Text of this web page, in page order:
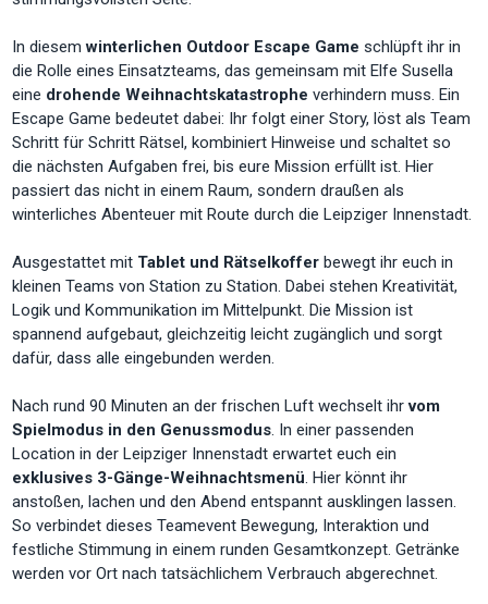
In diesemwinterlichen Outdoor Escape Gameschlüpft ihr in
die Rolle eines Einsatzteams, das gemeinsam mit Elfe Susella
eine drohende Weihnachtskatastropheverhindern muss. Ein
Escape Game bedeutet dabei: Ihr folgt einer Story, löst als Team
Schritt für Schritt Rätsel, kombiniert Hinweise und schaltet so
die nächsten Aufgaben frei, bis eure Mission erfüllt ist. Hier
passiert das nicht in einem Raum, sondern draußen als
winterliches Abenteuer mit Route durch die Leipziger Innenstadt.
Ausgestattet mit Tablet und Rätselkofferbewegt ihr euch in
kleinen Teams von Station zu Station. Dabei stehen Kreativität,
Logik und Kommunikation im Mittelpunkt. Die Mission ist
spannend aufgebaut, gleichzeitig leicht zugänglich und sorgt
dafür, dass alle eingebunden werden.
Nach rund 90 Minuten an der frischen Luft wechselt ihrvom
Spielmodus in den Genussmodus . In einer passenden
Location in der Leipziger Innenstadt erwartet euch ein
exklusives 3-Gänge-Weihnachtsmenü . Hier könnt ihr
anstoßen, lachen und den Abend entspannt ausklingen lassen.
So verbindet dieses Teamevent Bewegung, Interaktion und
festliche Stimmung in einem runden Gesamtkonzept. Getränke
werden vor Ort nach tatsächlichem Verbrauch abgerechnet.